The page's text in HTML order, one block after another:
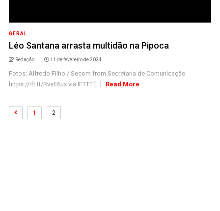
GERAL
Léo Santana arrasta multidão na Pipoca
Redação 11 de fevereiro de 2024
Fotos: Alfredo Filho / Secom from Secretaria de Comunicação
https://ift.tt/RvsE6ux via IFTTT [...]
Read More
1 2